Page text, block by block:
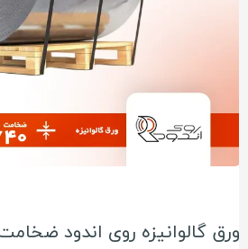
گالوانیزه روی اندود ضخامت 0.40 عرض 1250